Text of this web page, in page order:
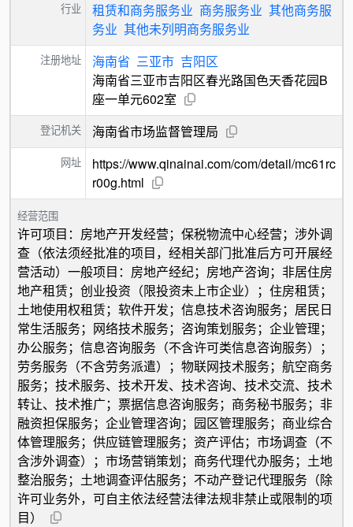
行业 租赁和商务服务业 商务服务业 其他商务服
务业 其他未列明商务服务业
注册地址 海南省 三亚市 吉阳区
海南省三亚市吉阳区春光路国色天香花园B
座一单元602室
登记机关 海南省市场监督管理局
网址
https://www.qinainai.com/com/detail/mc61rc
r00g.html
经营范围
许可项目：房地产开发经营；保税物流中心经营；涉外调
查（依法须经批准的项目，经相关部门批准后方可开展经
营活动）一般项目：房地产经纪；房地产咨询；非居住房
地产租赁；创业投资（限投资未上市企业）；住房租赁；
土地使用权租赁；软件开发；信息技术咨询服务；居民日
常生活服务；网络技术服务；咨询策划服务；企业管理；
办公服务；信息咨询服务（不含许可类信息咨询服务）；
劳务服务（不含劳务派遣）；物联网技术服务；航空商务
服务；技术服务、技术开发、技术咨询、技术交流、技术
转让、技术推广；票据信息咨询服务；商务秘书服务；非
融资担保服务；企业管理咨询；园区管理服务；商业综合
体管理服务；供应链管理服务；资产评估；市场调查（不
含涉外调查）；市场营销策划；商务代理代办服务；土地
整治服务；土地调查评估服务；不动产登记代理服务（除
许可业务外，可自主依法经营法律法规非禁止或限制的项
目）